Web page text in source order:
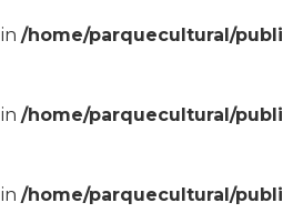
in/home/parquecultural/
in/home/parquecultural/
in/home/parquecultural/